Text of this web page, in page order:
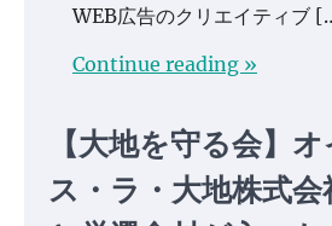
WEB広告のクリエイティブ
Continue reading »
【大地を守る会】
ス・ラ・大地株式会